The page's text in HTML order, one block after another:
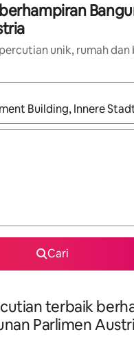
unik, rumah dan
navigasi dengan
Cari
terbaik
Parlimen